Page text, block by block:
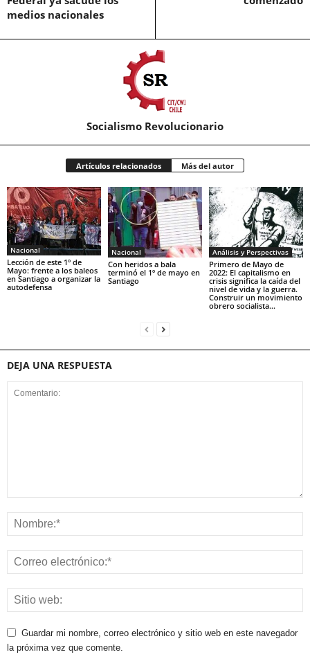
medios nacionales
Socialismo Revolucionario
Artículos relacionados Más del autor
Nacional
Lección de este 1º de
Mayo: frente a los baleos
en Santiago a organizar la
autodefensa
Nacional
Con heridos a bala
terminó el 1º de mayo en
Santiago
Análisis y Perspectivas
Primero de Mayo de
2022: El capitalismo en
crisis significa la caída del
nivel de vida y la guerra.
Construir un movimiento
obrero socialista...
DEJA UNA RESPUESTA
Guardar mi nombre, correo electrónico y sitio web en este navegador
la próxima vez que comente.